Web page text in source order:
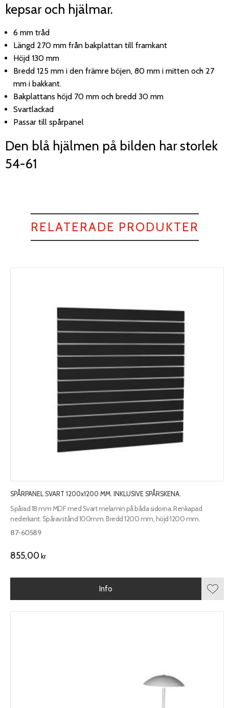
kepsar och hjälmar.
6 mm tråd
Längd 270 mm från bakplattan till framkant
Höjd 130 mm
Bredd 125 mm i den främre böjen, 80 mm i mitten och 27
mm i bakkant.
Bakplattans höjd 70 mm och bredd 30 mm
Svartlackad
Passar till spårpanel
Den blå hjälmen på bilden har storlek
54-61
RELATERADE PRODUKTER
SPÅRPANEL SVART 1200x1200 MM. INKLUSIVE SPÅRSKENA.
Spårad 18 mm MDF med Svart melamin på båda sidorna. Renkapad
nederkant. Spåravstånd 100mm. Bredd 1200 mm, höjd 1200 mm.
87-60589
855,00 kr
Info